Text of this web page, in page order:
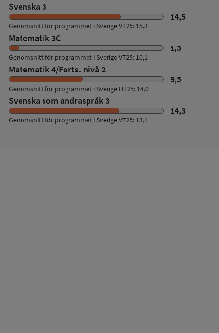
Svenska 3
14,5
Genomsnitt för programmet i Sverige VT25: 15,3
Matematik 3C
1,3
Genomsnitt för programmet i Sverige VT25: 10,1
Matematik 4/Forts. nivå 2
9,5
Genomsnitt för programmet i Sverige HT25: 14,0
Svenska som andraspråk 3
14,3
Genomsnitt för programmet i Sverige VT25: 13,1